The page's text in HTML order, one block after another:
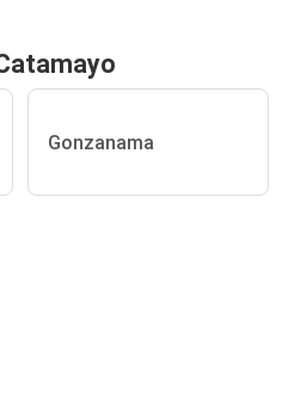
Gonzanama